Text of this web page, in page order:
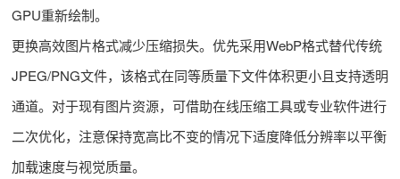
GPU重新绘制。
更换高效图片格式减少压缩损失。优先采用WebP格式替代传统
JPEG/PNG文件，该格式在同等质量下文件体积更小且支持透明
通道。对于现有图片资源，可借助在线压缩工具或专业软件进行
二次优化，注意保持宽高比不变的情况下适度降低分辨率以平衡
加载速度与视觉质量。